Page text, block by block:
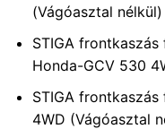
(Vágóasztal nélkül)
STIGA frontkaszás
Honda-GCV 530
STIGA
4WD (Vágóasztal